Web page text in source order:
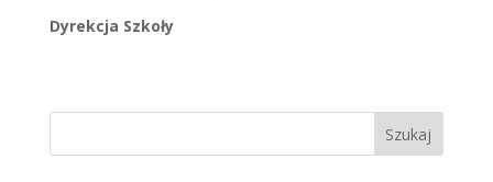
Dyrekcja Szkoły
Szukaj